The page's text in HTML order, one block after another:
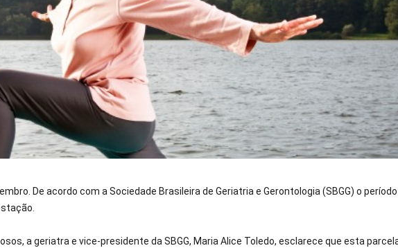
De acordo com a Sociedade Brasileira de Geriatria e Gerontologia (SBGG) o
a geriatra e vice-presidente da SBGG, Maria Alice Toledo, esclarece que esta